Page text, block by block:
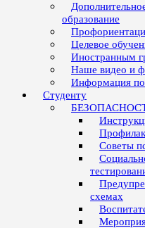
образование
Целевое
Иностранным
Наше видео и
Информация
Студенту
Советы
схемах